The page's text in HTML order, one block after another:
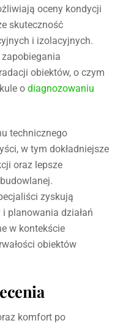
oceny kondycji
skuteczność
i izolacyjnych.
obiektów, o czym
odiagnozowaniu
technicznego
w tym dokładniejsze
oraz lepsze
zyskują
planowania działań
w kontekście
obiektów
komfort po